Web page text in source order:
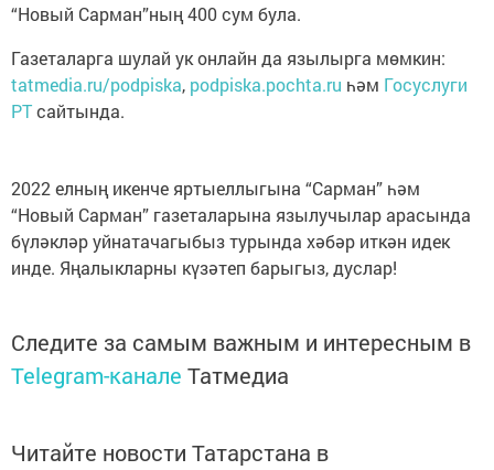
“Новый Сарман”ның 400 сум була.
Газеталарга шулай ук онлайн да язылырга мөмкин:
tatmedia.ru/podpiska, podpiska.pochta.ru һәм Госуслуги
РТсайтында.
2022 елның икенче яртыеллыгына “Сарман” һәм
“Новый Сарман” газеталарына язылучылар арасында
бүләкләр уйнатачагыбыз турында хәбәр иткән идек
инде. Яңалыкларны күзәтеп барыгыз, дуслар!
Следите за самым важным и интересным в
Telegram-канале Татмедиа
Читайте новости Татарстана в